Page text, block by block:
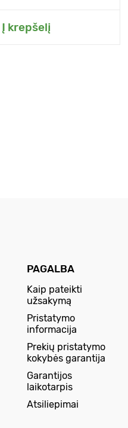
Į krepšelį
PAGALBA
Kaip pateikti
užsakymą
Pristatymo
informacija
Prekių pristatymo
kokybės garantija
Garantijos
laikotarpis
Atsiliepimai